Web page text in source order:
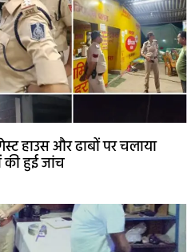
हाउस और ढाबों पर चलाया
की हुई जांच